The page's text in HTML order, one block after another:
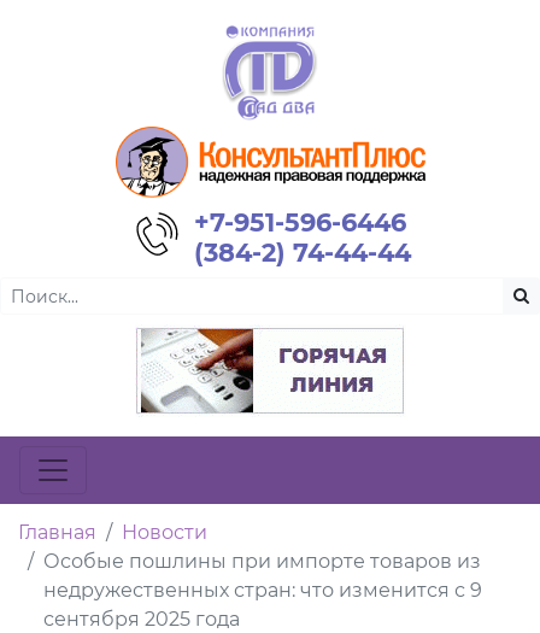
+7-951-596-6446
(384-2) 74-44-44
Главная
Новости
Особые пошлины при импорте товаров из
недружественных стран: что изменится с 9
сентября 2025 года